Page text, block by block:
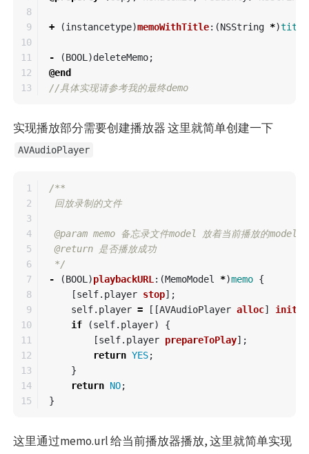
8
9
10
11
12
+ (instancetype)memoWithTitle:(NSString *)title
- (BOOL )deleteMemo;
@end
//具体实现请参考我的最终demo
实现播放部分需要创建播放器 这里就简单创建一下
AVAudioPlayer
1
2
3
4
5
6
7
8
9
10
11
12
13
14
/**
回放录制的文件
@param memo 备忘录文件model 放着当前播放的model
@return 是否播放成功
*/
-
(BOOL)playbackURL:(MemoModel *)memo {
[self. player stop];
self. player = [[AVAudioPlayer alloc]
if
(self. player)
{
[self. player prepareToPlay];
return YES;
}
return NO;
}
这里通过memo.url 给当前播放器播放, 这里就简单实现